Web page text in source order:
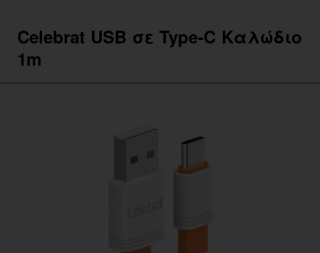
Celebrat USB σε Type-C Καλώδιο
1m